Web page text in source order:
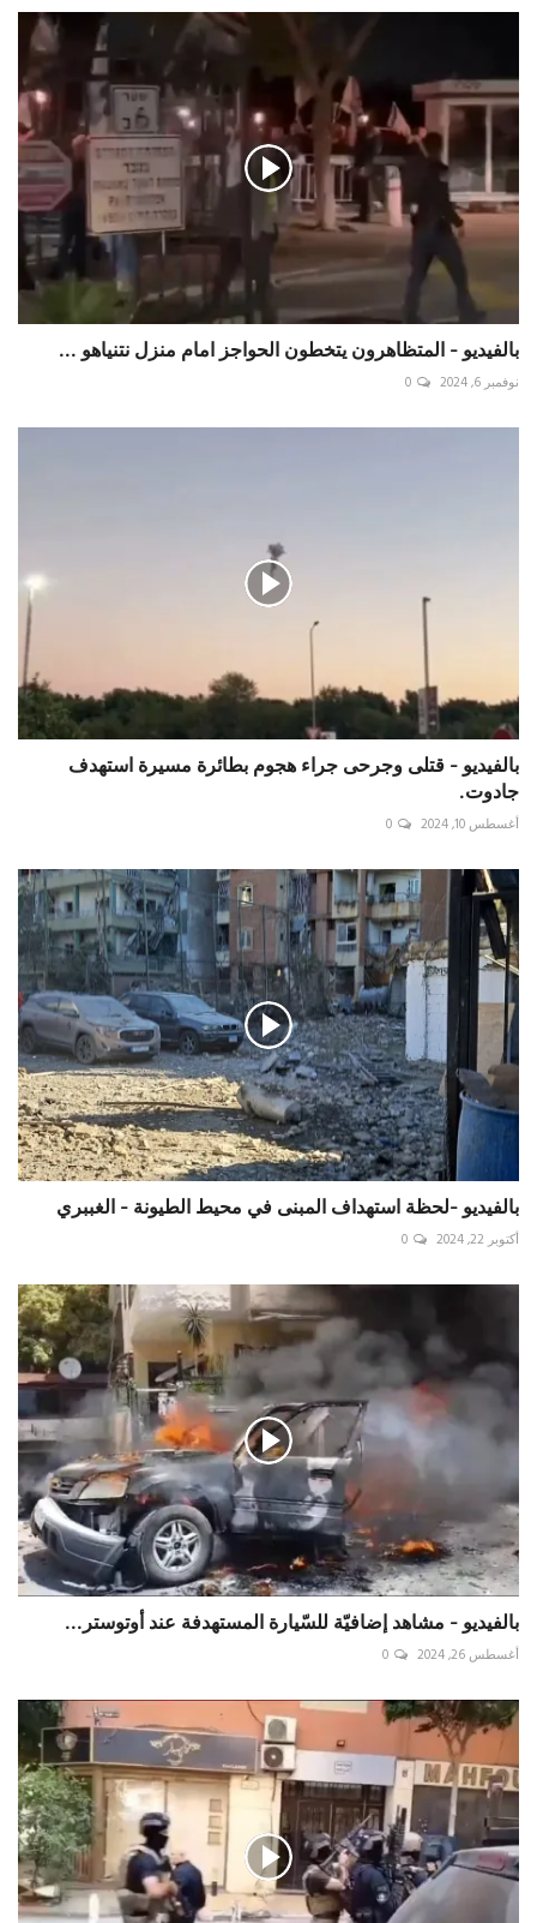
بالفيديو - المتظاهرون يتخطون الحواجز امام منزل نتنياهو ...
نوفمبر 6, 2024 0
بالفيديو - قتلى وجرحى جراء هجوم بطائرة مسيرة استهدف
جادوت.
أغسطس 10, 2024 0
بالفيديو -لحظة استهداف المبنى في محيط الطيونة - الغببري
أكتوبر 22, 2024 0
بالفيديو - مشاهد إضافيّة للسّيارة المستهدفة عند أوتوستر...
أغسطس 26, 2024 0